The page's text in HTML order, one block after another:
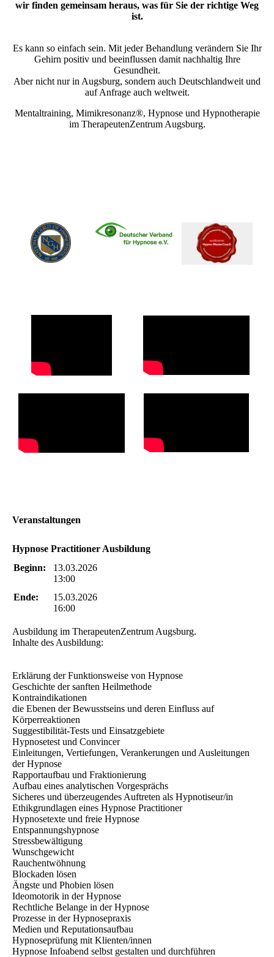
wir finden gemeinsam heraus, was für Sie der richtige Weg
ist.
Es kann so einfach sein. Mit jeder Behandlung verändern Sie Ihr
Gehirn positiv und beeinflussen damit nachhaltig Ihre
Gesundheit.
Aber nicht nur in Augsburg, sondern auch Deutschlandweit und
auf Anfrage auch weltweit.
Mentaltraining, Mimikresonanz®, Hypnose und Hypnotherapie
im TherapeutenZentrum Augsburg.
Veranstaltungen
Hypnose Practitioner Ausbildung
Beginn:
13.03.2026
13:00
Ende:
15.03.2026
16:00
Ausbildung im TherapeutenZentrum Augsburg.
Inhalte des Ausbildung:
Erklärung der Funktionsweise von Hypnose
Geschichte der sanften Heilmethode
Kontraindikationen
die Ebenen der Bewusstseins und deren Einfluss auf
Körperreaktionen
Suggestibilität-Tests und Einsatzgebiete
Hypnosetest und Convincer
Einleitungen, Vertiefungen, Verankerungen und Ausleitungen
der Hypnose
Rapportaufbau und Fraktionierung
Aufbau eines analytischen Vorgesprächs
Sicheres und überzeugendes Auftreten als Hypnotiseur/in
Ethikgrundlagen eines Hypnose Practitioner
Hypnosetexte und freie Hypnose
Entspannungshypnose
Stressbewältigung
Wunschgewicht
Rauchentwöhnung
Blockaden lösen
Ängste und Phobien lösen
Ideomotorik in der Hypnose
Rechtliche Belange in der Hypnose
Prozesse in der Hypnosepraxis
Medien und Reputationsaufbau
Hypnoseprüfung mit Klienten/innen
Hypnose Infoabend selbst gestalten und durchführen